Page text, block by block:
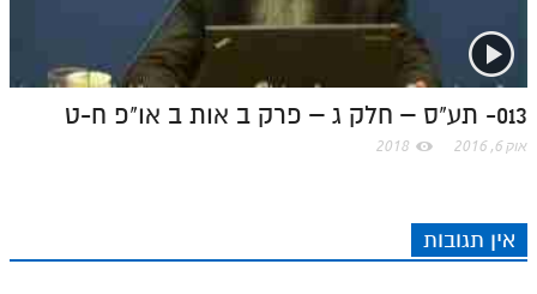
דף היומי בזוהר הקדוש
013- תע"ס – חלק ג – פרק ב אות ב או"פ ח-ט
אוק 6, 2016 2018
אין תגובות